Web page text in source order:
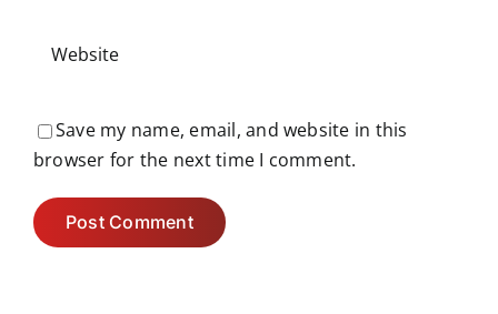
Save my name, email, and website in this
browser for the next time I comment.